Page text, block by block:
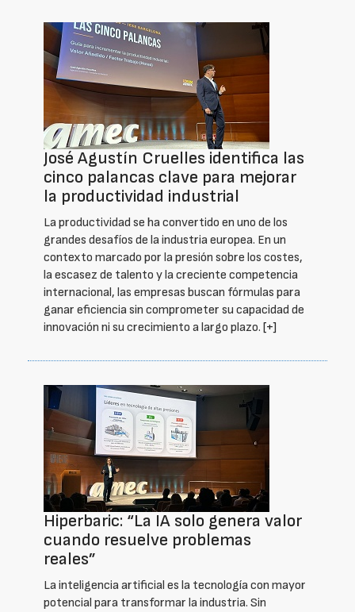
José Agustín Cruelles identifica las
cinco palancas clave para mejorar
la productividad industrial
La productividad se ha convertido en uno de los
grandes desafíos de la industria europea. En un
contexto marcado por la presión sobre los costes,
la escasez de talento y la creciente competencia
internacional, las empresas buscan fórmulas para
ganar eficiencia sin comprometer su capacidad de
innovación ni su crecimiento a largo plazo. [+]
Hiperbaric: “La IA solo genera valor
cuando resuelve problemas
reales”
La inteligencia artificial es la tecnología con mayor
potencial para transformar la industria. Sin